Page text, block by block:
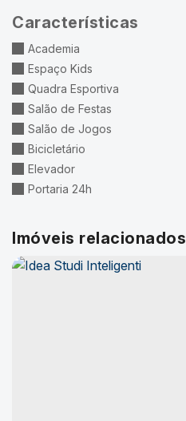
Características
Academia
Espaço Kids
Quadra Esportiva
Salão de Festas
Salão de Jogos
Bicicletário
Elevador
Portaria 24h
Imóveis relacionados